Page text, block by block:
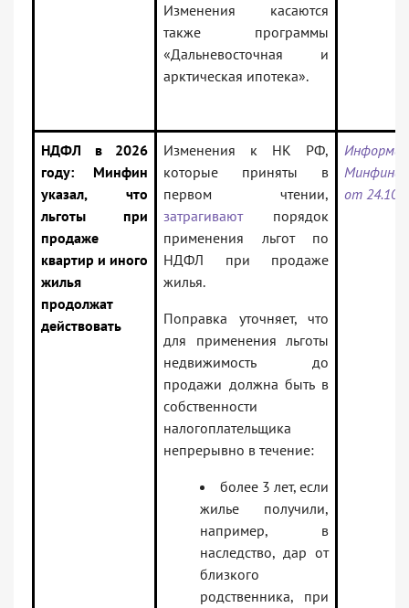
Изменения касаются
также программы
«Дальневосточная и
арктическая ипотека».
НДФЛ в 2026
году: Минфин
указал, что
льготы при
продаже
квартир и иного
жилья
продолжат
действовать
Изменения к НК РФ,
которые приняты в
первом чтении,
затрагиваютпорядок
применения льгот по
НДФЛ при продаже
жилья.
Поправка уточняет, что
для применения льготы
недвижимость до
продажи должна быть в
собственности
налогоплательщика
непрерывно в течение:
более 3 лет, если
жилье получили,
например, в
наследство, дар от
близкого
родственника, при
Минфина
от